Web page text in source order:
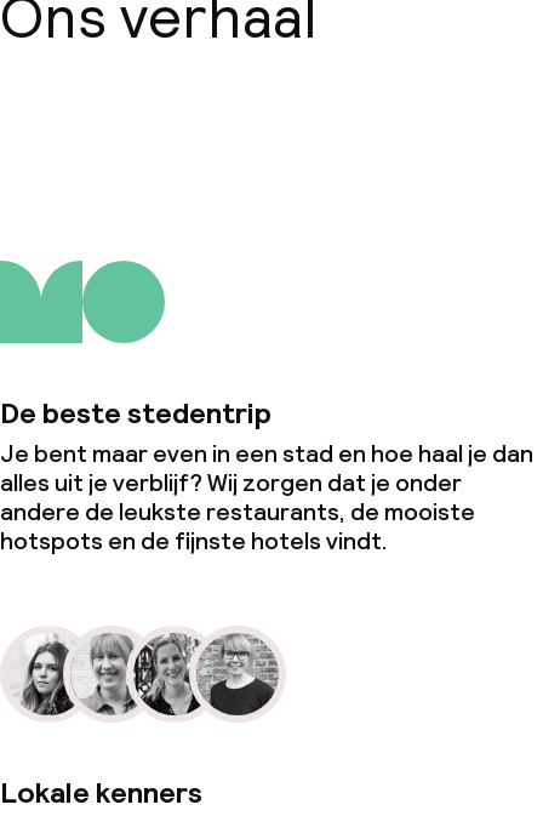
Ons verhaal
De beste stedentrip
Je bent maar even in een stad en hoe haal je dan
alles uit je verblijf? Wij zorgen dat je onder
andere de leukste restaurants, de mooiste
hotspots en de fijnste hotels vindt.
Lokale kenners